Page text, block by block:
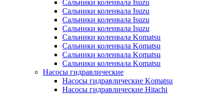
Сальники коленвала Isuzu
Сальники коленвала Isuzu
Сальники коленвала Isuzu
Сальники коленвала Isuzu
Сальники коленвала Komatsu
Сальники коленвала Komatsu
Сальники коленвала Komatsu
Сальники коленвала Komatsu
Насосы гидравлические
Насосы гидравлические Komatsu
Насосы гидравлические Hitachi